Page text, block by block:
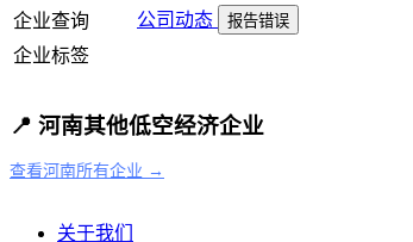
企业查询 公司动态 报告错误
企业标签
📍 河南其他低空经济企业
查看河南所有企业 →
关于我们